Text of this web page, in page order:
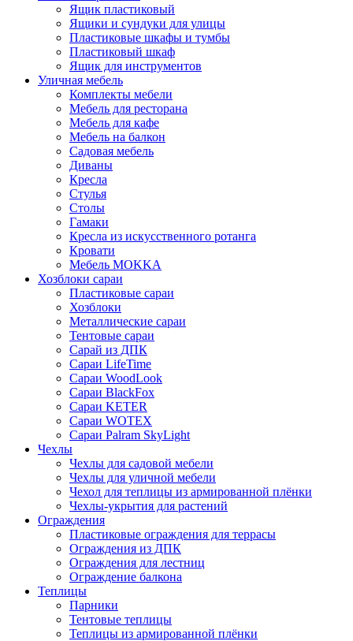
Ящик пластиковый
Ящики и сундуки для улицы
Пластиковые шкафы и тумбы
Пластиковый шкаф
Ящик для инструментов
Уличная мебель
Комплекты мебели
Мебель для ресторана
Мебель для кафе
Мебель на балкон
Садовая мебель
Диваны
Кресла
Стулья
Столы
Гамаки
Кресла из искусственного ротанга
Кровати
Мебель MOKKA
Хозблоки сараи
Пластиковые сараи
Хозблоки
Металлические сараи
Тентовые сараи
Сарай из ДПК
Cараи LifeTime
Cараи WoodLook
Сараи BlackFox
Сараи KETER
Сараи WOTEX
Сараи Palram SkyLight
Чехлы
Чехлы для садовой мебели
Чехлы для уличной мебели
Чехол для теплицы из армированной плёнки
Чехлы-укрытия для растений
Ограждения
Пластиковые ограждения для террасы
Ограждения из ДПК
Ограждения для лестниц
Ограждение балкона
Теплицы
Парники
Тентовые теплицы
Теплицы из армированной плёнки